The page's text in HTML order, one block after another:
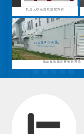
机房无线温湿度监控方案
储能集装箱动环监控系统